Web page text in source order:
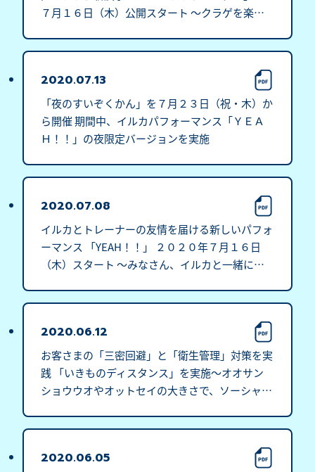
７月１６日（木）公開スタート ～クラゲを楽し
記念グッズも登場～
2020.07.13
「夜のすいぞくかん」を７月２３日（祝・木）か
ら開催 期間中、イルカパフォーマンス「ＹＥＡ
Ｈ！！」の夜限定バージョンを実施
2020.07.08
イルカとトレーナーの友情を届ける新しいパフォ
ーマンス 「YEAH！！」 ２０２０年７月１６日
（木）スタート ～みなさん、イルカと一緒に遊
2020.06.12
お客さまの「三密回避」と「衛生管理」対策を実
践 「いきものディスタンス」を実施～オオサン
ショウウオやオットセイの大きさで、ソーシャル
2020.06.05